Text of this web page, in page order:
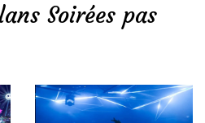
Soirées pas